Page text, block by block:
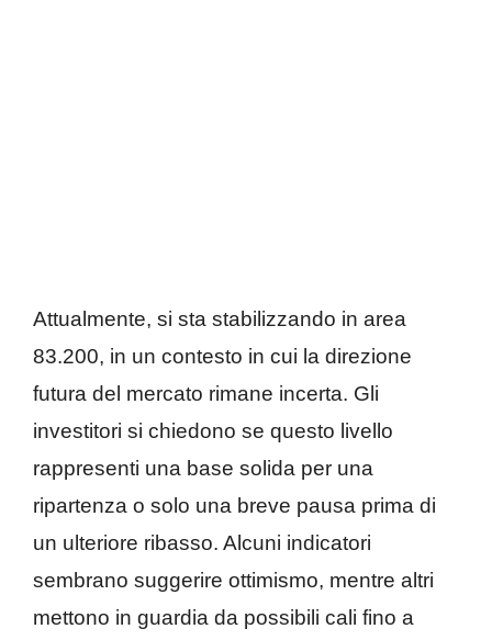
Attualmente, si sta stabilizzando in area
83.200, in un contesto in cui la direzione
futura del mercato rimane incerta. Gli
investitori si chiedono se questo livello
rappresenti una base solida per una
ripartenza o solo una breve pausa prima di
un ulteriore ribasso. Alcuni indicatori
sembrano suggerire ottimismo, mentre altri
mettono in guardia da possibili cali fino a